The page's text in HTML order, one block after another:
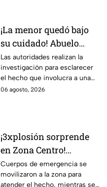
¡La menor quedó bajo
su cuidado! Abuelo
termina en prisión
preventiva; ¿qué
sucedió?
Las autoridades realizan la
investigación para esclarecer
el hecho que involucra a una
menor de edad.
06 agosto, 2026
¡3xplosión sorprende
en Zona Centro!
Provoca el cierre
parcial de estas calles
Cuerpos de emergencia se
movilizaron a la zona para
atender el hecho, mientras se